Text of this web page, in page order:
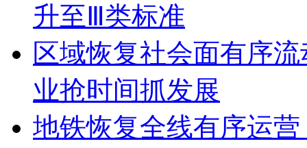
升至Ⅲ类标准
区域恢复社会面有序
业抢时间抓发展
地铁恢复全线有序运